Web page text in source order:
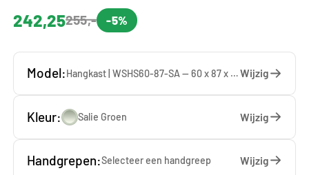
242,25255,- -5%
Model: Hangkast | WSHS60-87-SA — 60 x 87 x 37 cmWijzig
Kleur: Salie Groen Wijzig
Handgrepen:Selecteer een handgreep Wijzig